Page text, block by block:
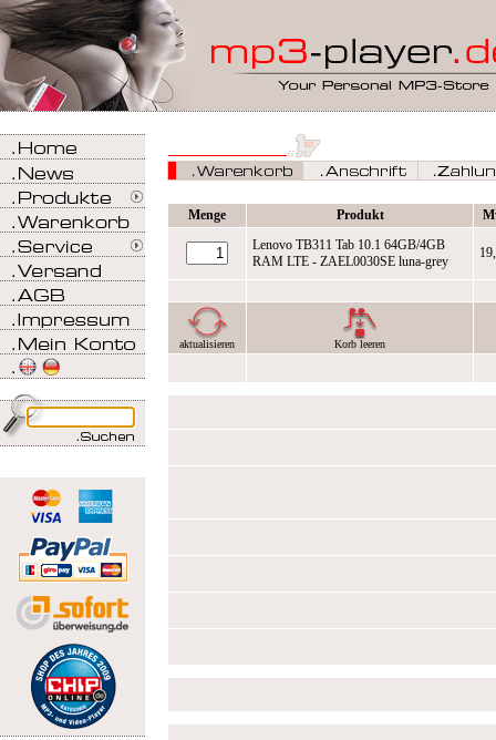
Menge Produkt
Lenovo TB311 Tab 10.1 64GB/4GB
RAM LTE - ZAEL0030SE luna-grey
aktualisieren Korb leeren